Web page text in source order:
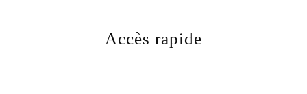
Accès rapide